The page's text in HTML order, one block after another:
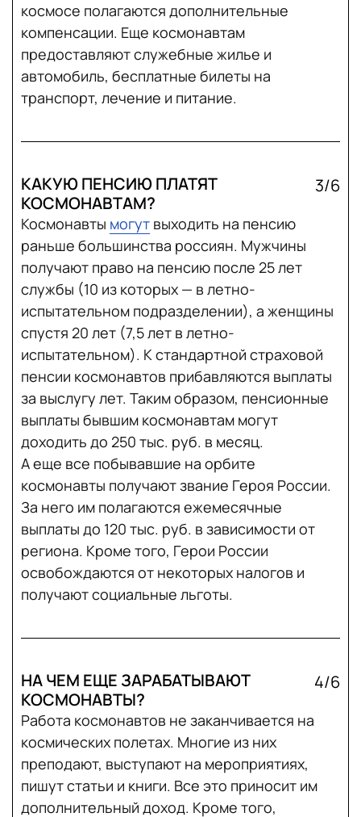
космосе полагаются дополнительные
компенсации. Еще космонавтам
предоставляют служебные жилье и
автомобиль, бесплатные билеты на
транспорт, лечение и питание.
КАКУЮ ПЕНСИЮ ПЛАТЯТ
КОСМОНАВТАМ?
3/6
Космонавты могут выходить на пенсию
раньше большинства россиян. Мужчины
получают право на пенсию после 25 лет
службы (10 из которых — в летно-
испытательном подразделении), а женщины
спустя 20 лет (7,5 лет в летно-
испытательном). К стандартной страховой
пенсии космонавтов прибавляются выплаты
за выслугу лет. Таким образом, пенсионные
выплаты бывшим космонавтам могут
доходить до 250 тыс. руб. в месяц.
А еще все побывавшие на орбите
космонавты получают звание Героя России.
За него им полагаются ежемесячные
выплаты до 120 тыс. руб. в зависимости от
региона. Кроме того, Герои России
освобождаются от некоторых налогов и
получают социальные льготы.
НА ЧЕМ ЕЩЕ ЗАРАБАТЫВАЮТ
КОСМОНАВТЫ?
4/6
Работа космонавтов не заканчивается на
космических полетах. Многие из них
преподают, выступают на мероприятиях,
пишут статьи и книги. Все это приносит им
дополнительный доход. Кроме того,